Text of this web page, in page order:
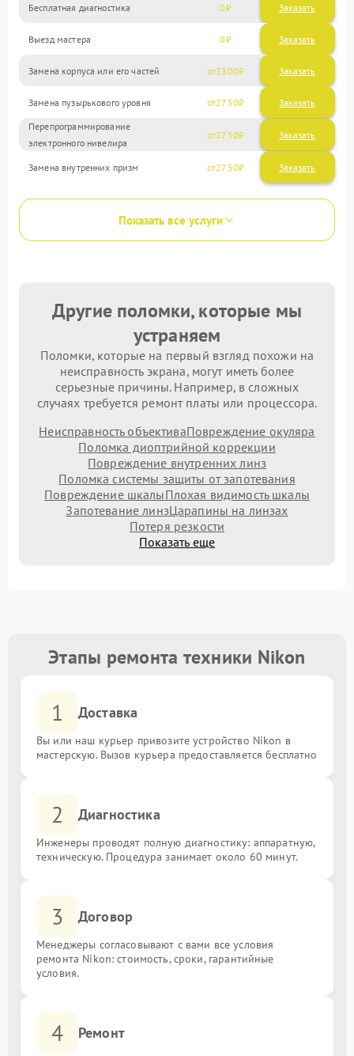
Бесплатная диагностика 0 Заказать
Выезд мастера 0 Заказать
Замена корпуса или его частей 3300
Замена пузырькового уровня 2750
Перепрограммирование
электронного нивелира
2750
Замена внутренних призм 2750
Показать все услуги
Другие поломки, которые мы
устраняем
Поломки, которые на первый взгляд похожи на
неисправность экрана, могут иметь более
серьезные причины. Например, в сложных
случаях требуется ремонт платы или процессора.
Неисправность объективаПовреждение окуляра
Поломка диоптрийной коррекции
Повреждение внутренних линз
Поломка системы защиты от запотевания
Повреждение шкалыПлохая видимость шкалы
Запотевание линзЦарапины на линзах
Потеря резкости
Показать еще
Этапы ремонта техники Nikon
1 Доставка
Вы или наш курьер привозите устройство Nikon в
мастерскую. Вызов курьера предоставляется бесплатно
2 Диагностика
Инженеры проводят полную диагностику: аппаратную,
техническую. Процедура занимает около 60 минут.
3 Договор
Менеджеры согласовывают с вами все условия
ремонта Nikon: стоимость, сроки, гарантийные
условия.
4 Ремонт